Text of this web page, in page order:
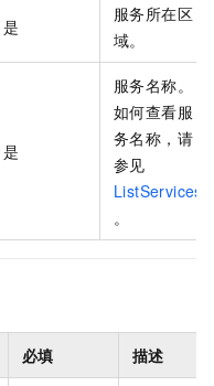
是
服务所在区
域。
是
服务名称。
如何查看服
务名称，请
参见
ListServices
。
必填 描述